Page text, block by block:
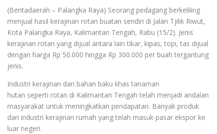
(Beritadaerah – Palangka Raya) Seorang pedagang berkeliling
menjual hasil kerajinan rotan buatan sendiri di Jalan Tjilik Riwut,
Kota Palangka Raya, Kalimantan Tengah, Rabu (15/2). Jenis
kerajinan rotan yang dijual antara lain tikar, kipas, topi, tas dijual
dengan harga Rp 50.000 hingga Rp 300.000 per buah tergantung
jenis.
Industri kerajinan dari bahan baku khas tanaman
hutan seperti rotan di Kalimantan Tengah telah menjadi andalan
masyarakat untuk meningkatkan pendapatan. Banyak produk
dari industri kerajinan rumah yang telah masuk pasar ekspor ke
luar negeri.